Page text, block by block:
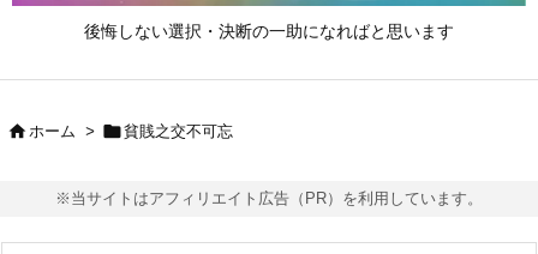
後悔しない選択・決断の一助になればと思います

 ホーム > 貧賎之交不可忘
※当サイトはアフィリエイト広告（PR）を利用しています。